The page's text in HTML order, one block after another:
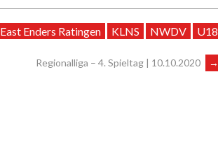
East Enders Ratingen KLNS NWDV U18
Regionalliga – 4. Spieltag | 10.10.2020 →